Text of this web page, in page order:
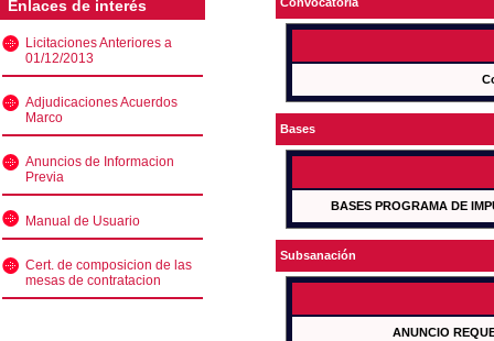
Enlaces de interés
Licitaciones Anteriores a
01/12/2013
Adjudicaciones Acuerdos
Marco
Anuncios de Informacion
Previa
Manual de Usuario
Cert. de composicion de las
mesas de contratacion
Bases
BASES PROGRAMA DE
Subsanación
ANUNCIO